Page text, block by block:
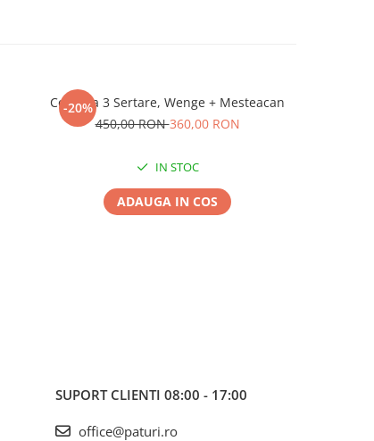
-20%
Comoda 3 Sertare, Wenge + Mesteacan
450,00 RON360,00 RON
IN STOC
ADAUGA IN COS
SUPORT CLIENTI 08:00 - 17:00
office@paturi.ro